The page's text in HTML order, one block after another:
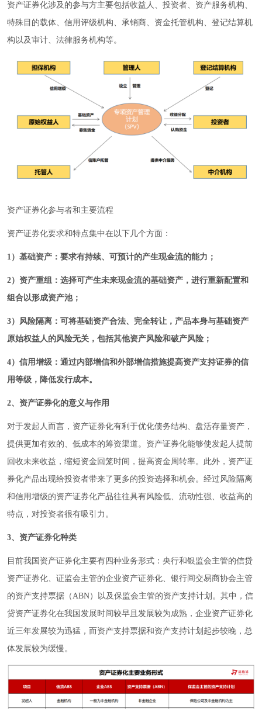
资产证券化涉及的参与方主要包括收益人、投资者、资产服务机构、
特殊目的载体、信用评级机构、承销商、资金托管机构、登记结算机
构以及审计、法律服务机构等。
资产证券化参与者和主要流程
资产证券化要求和特点集中在以下几个方面：
1）基础资产：要求有持续、可预计的产生现金流的能力；
2）资产重组：选择可产生未来现金流的基础资产，进行重新配置和
组合以形成资产池；
3）风险隔离：可将基础资产合法、完全转让，产品本身与基础资产
原始权益人的风险无关，包括其他资产风险和破产风险；
4）信用增级：通过内部增信和外部增信措施提高资产支持证券的信
用等级，降低发行成本。
2、资产证券化的意义与作用
对于发起人而言，资产证券化有利于优化债务结构、盘活存量资产，
提供更加有效的、低成本的筹资渠道。资产证券化能够使发起人提前
回收未来收益，缩短资金回笼时间，提高资金周转率。此外，资产证
券化产品出现给投资者带来了更多的投资选择和机会。经过风险隔离
和信用增级的资产证券化产品往往具有风险低、流动性强、收益高的
特点，对投资者很有吸引力。
3、资产证券化种类
目前我国资产证券化主要有四种业务形式：央行和银监会主管的信贷
资产证券化、证监会主管的企业资产证券化、银行间交易商协会主管
的资产支持票据（ABN）以及保监会主管的资产支持计划。其中，信
贷资产证券化在我国发展时间较早且发展较为成熟，企业资产证券化
近三年发展较为迅猛，而资产支持票据和资产支持计划起步较晚，总
体发展较为缓慢。